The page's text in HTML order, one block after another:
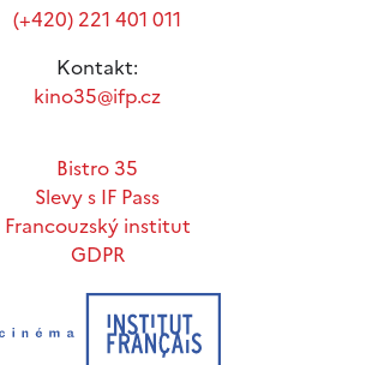
(+420) 221 401 011
Kontakt:
kino35@ifp.cz
Bistro 35
Slevy s IF Pass
Francouzský institut
GDPR